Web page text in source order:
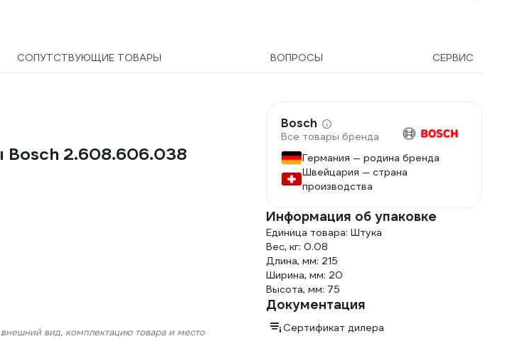
СОПУТСТВУЮЩИЕ ТОВАРЫ ВОПРОСЫ СЕРВИС
Bosch 2.608.606.038
вид, комплектацию товара и место
Bosch
Все товары бренда
Германия — родина бренда
Швейцария — страна
производства
Информация об упаковке
Единица товара: Штука
Вес, кг: 0.08
Длина, мм: 215
Ширина, мм: 20
Высота, мм: 75
Документация
Сертификат дилера